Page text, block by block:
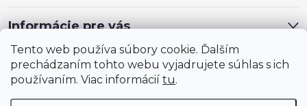
Tento web používa súbory cookie. Ďalším
prechádzaním tohto webu vyjadrujete súhlas s ich
používaním. Viac informácií tu.
Informácie pre vás